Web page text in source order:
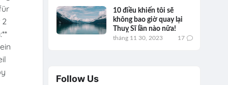
2
10 điều khiến tôi sẽ
không bao giờ quay lại
Thuỵ Sĩ lần nào nữa!
tháng 11 30, 2023 17
Follow Us